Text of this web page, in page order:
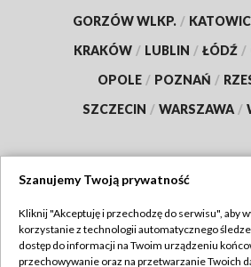
GORZÓW WLKP. /
KRAKÓW / LUBLIN / ŁÓDŹ /
OPOLE / POZNAŃ /
SZCZECIN / WARSZAWA /
TVP
Abonament TVP
Szanujemy Twoją prywatność
Kliknij "Akceptuję i przechodzę do serwisu", aby
korzystanie z technologii automatycznego
dostęp do informacji na Twoim urządzeniu
przechowywanie oraz na przetwarzanie Twoich